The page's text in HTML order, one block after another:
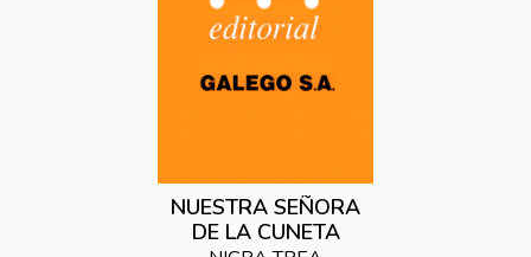
NUESTRA SEÑORA
DE LA CUNETA